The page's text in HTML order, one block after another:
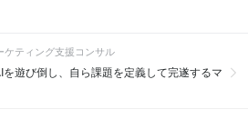
ケティング支援コンサル
遊び倒し、自ら課題を定義して完遂するマ